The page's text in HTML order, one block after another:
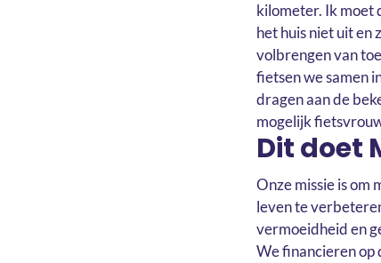
kilometer. Ik moet
het huis niet uit en
volbrengen van
fietsen we samen
dragen aan de
mogelijk
Dit doet
Onze missie is om
leven te
vermoeidheid en
We financieren op